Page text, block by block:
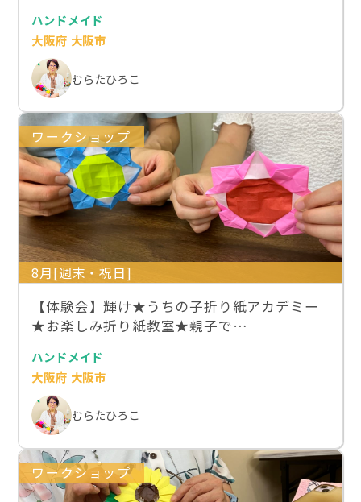
ハンドメイド
大阪府 大阪市
むらたひろこ
ワークショップ
8月[週末・祝日]
【体験会】輝け★うちの子折り紙アカデミー
★お楽しみ折り紙教室★親子で…
ハンドメイド
大阪府 大阪市
むらたひろこ
ワークショップ